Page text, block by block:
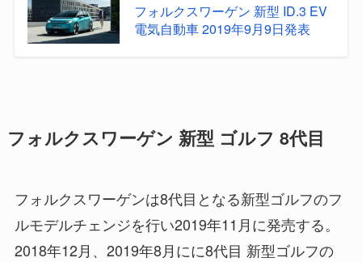
フォルクスワーゲン 新型 ID.3 EV
電気自動車 2019年9月9日発表
フォルクスワーゲン 新型 ゴルフ 8代目
フォルクスワーゲンは8代目となる新型ゴルフのフ
ルモデルチェンジを行い2019年11月に発売する。
2018年12月、2019年8月にに8代目 新型ゴルフの